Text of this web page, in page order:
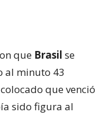
que Brasil se
al minuto 43
que venció
sido figura al